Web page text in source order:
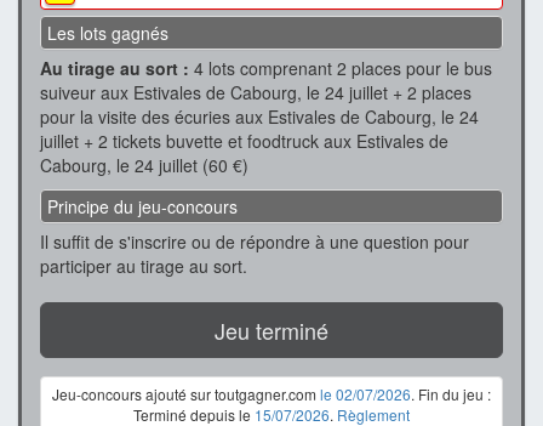
Les lots gagnés
Au tirage au sort : 4 lots comprenant 2 places pour le bus
suiveur aux Estivales de Cabourg, le 24 juillet + 2 places
pour la visite des écuries aux Estivales de Cabourg, le 24
juillet + 2 tickets buvette et foodtruck aux Estivales de
Cabourg, le 24 juillet (60 €)
Principe du jeu-concours
Il suffit de s'inscrire ou de répondre à une question pour
participer au tirage au sort.
Jeu terminé
Jeu-concours ajouté sur toutgagner.com le 02/07/2026. Fin du jeu :
Terminé depuis le 15/07/2026. Règlement